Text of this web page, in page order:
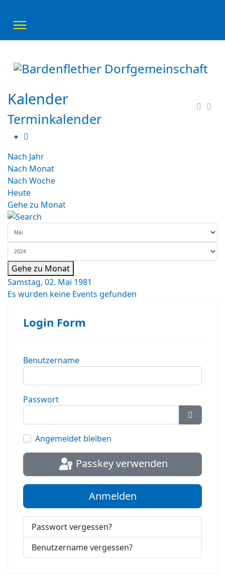
Kalender
Terminkalender
Nach Jahr
Nach Monat
Nach Woche
Heute
Gehe zu Monat
Gehe zu Monat
Samstag, 02. Mai 1981
Es wurden keine Events gefunden
Login Form
Benutzername
Passwort
Angemeldet bleiben
Passkey verwenden
Anmelden
Passwort vergessen?
Benutzername vergessen?